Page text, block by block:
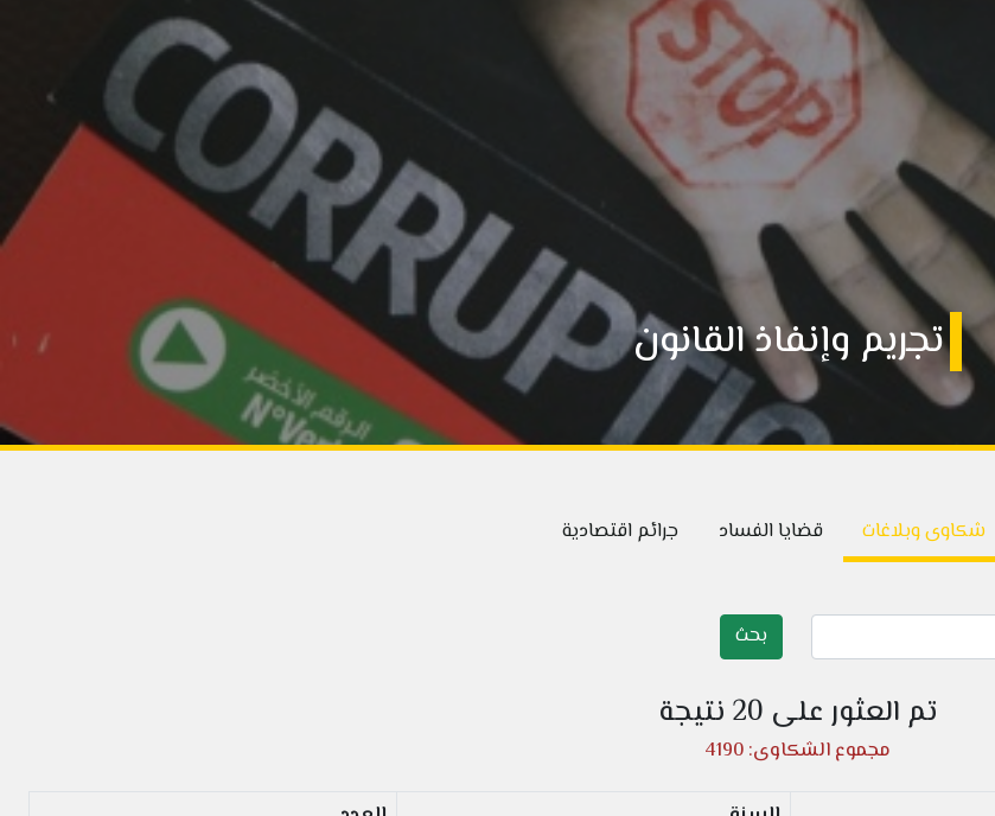
تجريم وإنفاذ القانون
شكاوى وبلاغات قضايا الفساد جرائم اقتصادية
تم العثور على 20 نتيجة
مجموع الشكاوى: 4190